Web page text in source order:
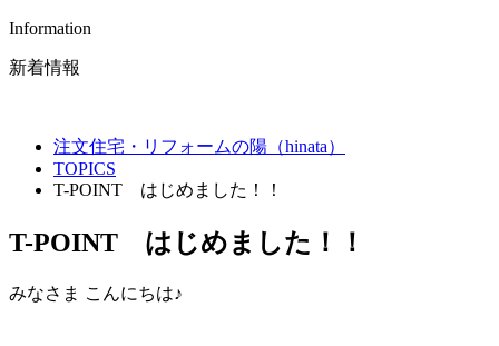
Information
新着情報
注文住宅・リフォームの陽（hinata）
TOPICS
T-POINT はじめました！！
T-POINT はじめました！！
みなさま こんにちは♪